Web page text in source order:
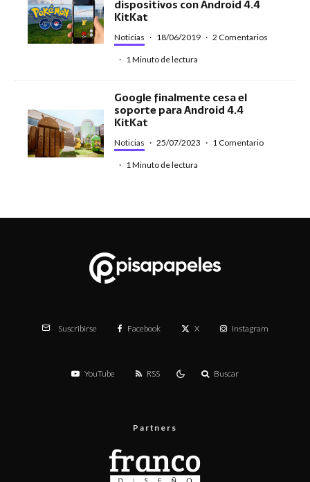
dispositivos con Android 4.4
KitKat
Noticias · 18/06/2019 · 2 Comentarios
· 1 Minuto de lectura
Google finalmente cesa el
soporte para Android 4.4
KitKat
Noticias · 25/07/2023 · 1 Comentario
· 1 Minuto de lectura
Suscribirse Facebook X Instagram
YouTube RSS Buscar
Partners